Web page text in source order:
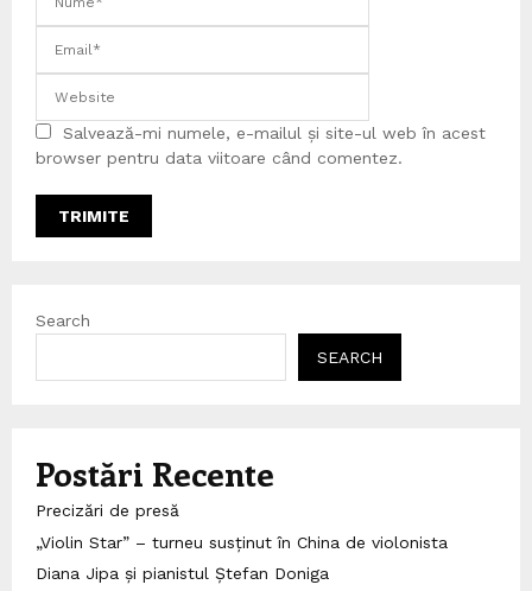
Salvează-mi numele, e-mailul și site-ul web în acest
browser pentru data viitoare când comentez.
Search
SEARCH
Postări Recente
Precizări de presă
„Violin Star” – turneu susținut în China de violonista
Diana Jipa și pianistul Ștefan Doniga